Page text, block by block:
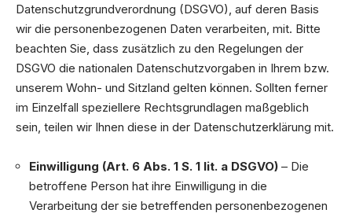
Datenschutzgrundverordnung (DSGVO), auf deren Basis
wir die personenbezogenen Daten verarbeiten, mit. Bitte
beachten Sie, dass zusätzlich zu den Regelungen der
DSGVO die nationalen Datenschutzvorgaben in Ihrem bzw.
unserem Wohn- und Sitzland gelten können. Sollten ferner
im Einzelfall speziellere Rechtsgrundlagen maßgeblich
sein, teilen wir Ihnen diese in der Datenschutzerklärung mit.
Einwilligung (Art. 6 Abs. 1 S. 1 lit. a DSGVO) – Die
betroffene Person hat ihre Einwilligung in die
Verarbeitung der sie betreffenden personenbezogenen